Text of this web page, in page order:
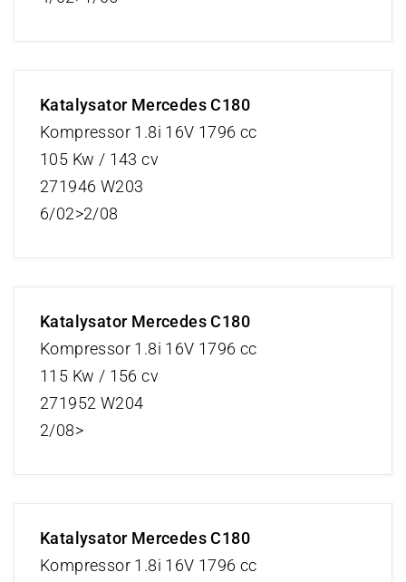
Katalysator Mercedes C180
Kompressor 1.8i 16V 1796 cc
105 Kw / 143 cv
271946 W203
6/02>2/08
Katalysator Mercedes C180
Kompressor 1.8i 16V 1796 cc
115 Kw / 156 cv
271952 W204
2/08>
Katalysator Mercedes C180
Kompressor 1.8i 16V 1796 cc